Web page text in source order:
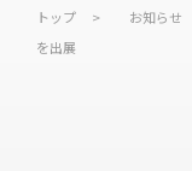
トップ > お知らせ
を出展